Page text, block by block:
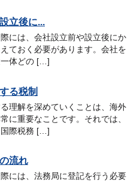
立後に...
には、会社設立前や設立後にか
ておく必要があります。会社を
体どの […]
る税制
理解を深めていくことは、海外
に重要なことです。それでは、
国際税務 […]
流れ
には、法務局に登記を行う必要